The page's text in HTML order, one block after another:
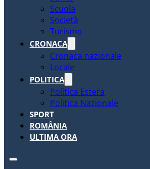
Scuola
Società
Turismo
CRONACA
Cronaca nazionale
Locale
POLITICA
Politica Estera
Politica Nazionale
SPORT
ROMÂNIA
ULTIMA ORA